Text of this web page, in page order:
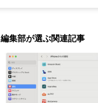
編集部が選ぶ関連記事